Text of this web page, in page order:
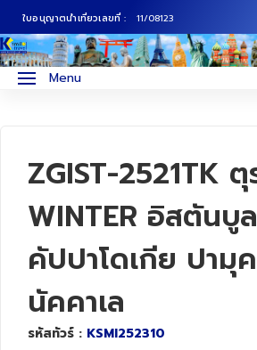
ใบอนุญาตนำเที่ยวเลขที่ : 11/08123
Menu
ZGIST-2521TK ตุ
WINTER อิสตันบู
คัปปาโดเกีย ปามุ
นัคคาเล
รหัสทัวร์ : KSMI252310
ทัวร์ญี่ปุ่น
ทัวร์สแกนดิเนเวีย
ทัวร์จีน
ทัวร์ฮ่องกง
ทัวร์สิงคโปร์
ภาคเหนือ
ภาคตะวันตก
ภาคตะวันออก